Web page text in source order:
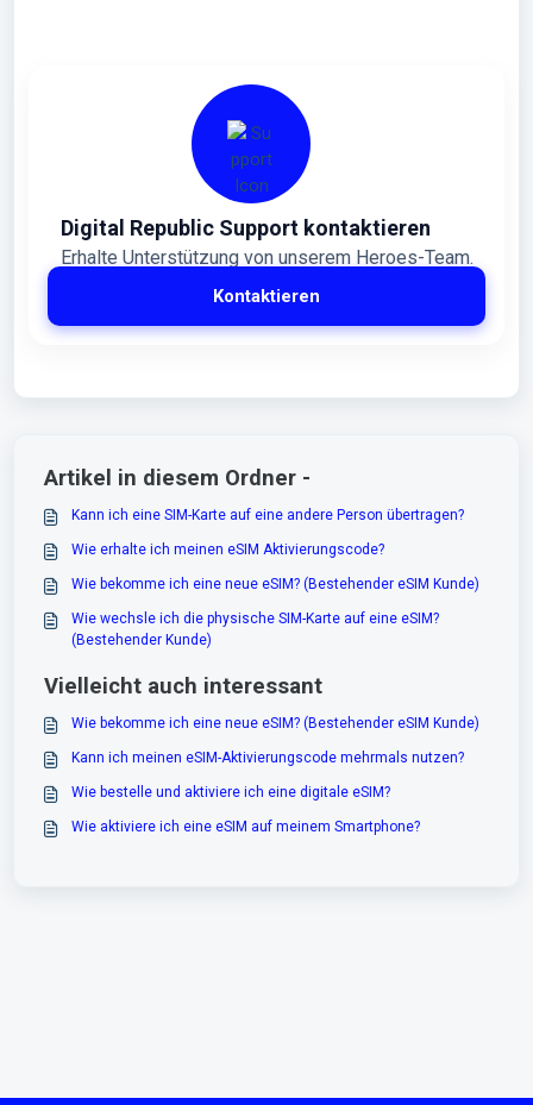
Digital Republic Support kontaktieren
Erhalte Unterstützung von unserem Heroes-Team.
Kontaktieren
Artikel in diesem Ordner -
Kann ich eine SIM-Karte auf eine andere Person übertragen?
Wie erhalte ich meinen eSIM Aktivierungscode?
Wie bekomme ich eine neue eSIM? (Bestehender eSIM Kunde)
Wie wechsle ich die physische SIM-Karte auf eine eSIM?
(Bestehender Kunde)
Vielleicht auch interessant
Wie bekomme ich eine neue eSIM? (Bestehender eSIM Kunde)
Kann ich meinen eSIM-Aktivierungscode mehrmals nutzen?
Wie bestelle und aktiviere ich eine digitale eSIM?
Wie aktiviere ich eine eSIM auf meinem Smartphone?